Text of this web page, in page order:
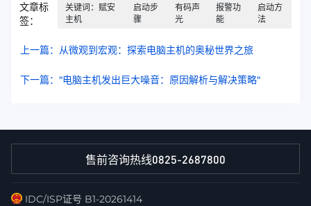
文章标
签：
关键词：赋安
主机
启动步
骤
有码声
光
报警功
能
启动方
法
上一篇：从微观到宏观：探索电脑主机的奥秘世界之旅
下一篇："电脑主机发出巨大噪音：原因解析与解决策略"
售前咨询热线0825-2687800
IDC/ISP证号 B1-20261414